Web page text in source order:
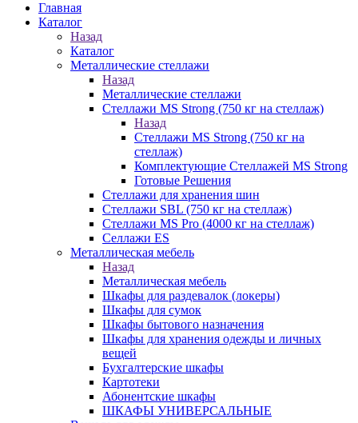
Главная
Каталог
Назад
Каталог
Металлические стеллажи
Назад
Металлические стеллажи
Стеллажи MS Strong (750 кг на стеллаж)
Назад
Стеллажи MS Strong (750 кг на
стеллаж)
Комплектующие Стеллажей MS Strong
Готовые Решения
Стеллажи для хранения шин
Стеллажи SBL (750 кг на стеллаж)
Стеллажи MS Pro (4000 кг на стеллаж)
Селлажи ES
Металлическая мебель
Назад
Металлическая мебель
Шкафы для раздевалок (локеры)
Шкафы для сумок
Шкафы бытового назначения
Шкафы для хранения одежды и личных
вещей
Бухгалтерские шкафы
Картотеки
Абонентские шкафы
ШКАФЫ УНИВЕРСАЛЬНЫЕ